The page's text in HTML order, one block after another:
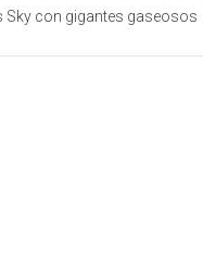
Sky con gigantes gaseosos